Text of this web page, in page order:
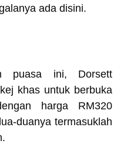
ada disini.
puasa ini, Dorsett
khas untuk berbuka
harga RM320
duanya termasuklah